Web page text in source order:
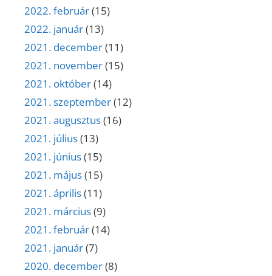
2022. február(15)
2022. január(13)
2021. december(11)
2021. november(15)
2021. október(14)
2021. szeptember(12)
2021. augusztus(16)
2021. július(13)
2021. június(15)
2021. május(15)
2021. április(11)
2021. március(9)
2021. február(14)
2021. január(7)
2020. december(8)